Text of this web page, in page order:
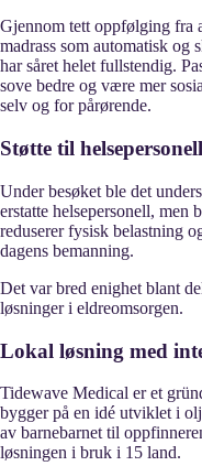
Gjennom tett oppfølging fra
madrass som automatisk og
har såret helet fullstendig.
sove bedre og være mer
selv og for pårørende.
Støtte til
Under besøket ble det
erstatte helsepersonell, men
reduserer fysisk belastning
dagens bemanning.
Det var bred enighet blant
løsninger i eldreomsorgen.
Lokal løsning med
Tidewave Medical er et
bygger på en idé utviklet i
av barnebarnet til
løsningen i bruk i 15 land.